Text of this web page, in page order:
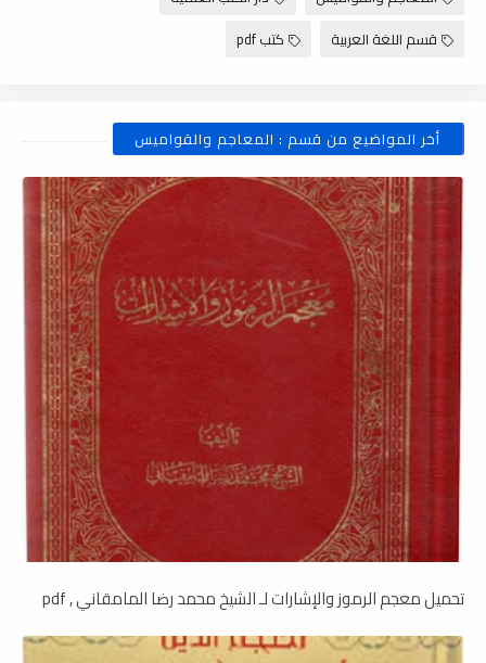
قسم اللغة العربية
كتب pdf
أخر المواضيع من قسم : المعاجم والقواميس
تحميل معجم الرموز والإشارات لـ الشيخ محمد رضا المامقاني , pdf